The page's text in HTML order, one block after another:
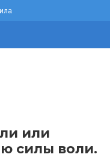
или
силы воли.